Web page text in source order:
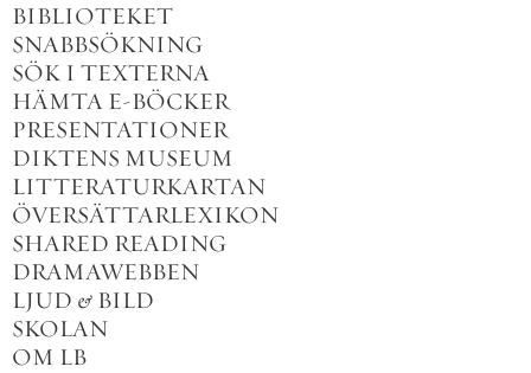
BIBLIOTEKET
SNABBSÖKNING
SÖK I TEXTERNA
HÄMTA E-BÖCKER
PRESENTATIONER
DIKTENS MUSEUM
LITTERATURKARTAN
ÖVERSÄTTARLEXIKON
SHARED READING
DRAMAWEBBEN
LJUD & BILD
SKOLAN
OM LB